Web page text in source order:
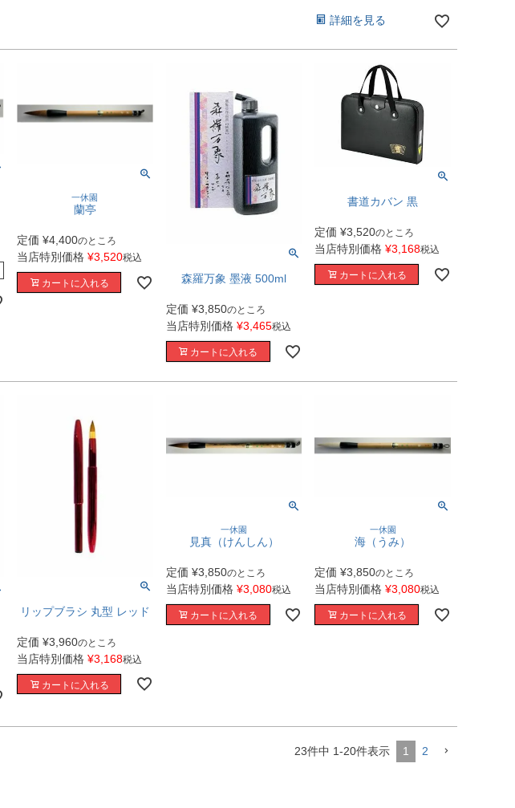
詳細を見る
一休園
蘭亭
定価 ¥4,400のところ
当店特別価格 ¥3,520税込
カートに入れる 森羅万象 墨液 500ml
定価 ¥3,850のところ
当店特別価格 ¥3,465税込
カートに入れる
書道カバン 黒
定価 ¥3,520のところ
当店特別価格 ¥3,168税込
カートに入れる
リップブラシ 丸型 レッド
定価 ¥3,960のところ
当店特別価格 ¥3,168税込
カートに入れる
一休園
見真（けんしん）
定価 ¥3,850のところ
当店特別価格 ¥3,080税込
カートに入れる
一休園
海（うみ）
定価 ¥3,850のところ
当店特別価格 ¥3,080税込
カートに入れる
23件中 1-20件表示 1 2